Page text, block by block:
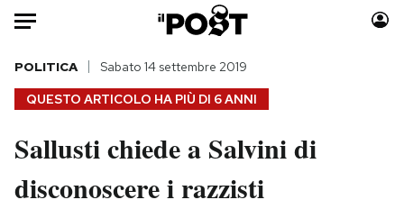
Auto
HOME
Italia
Politica
Moda
Consumismi
QUESTO ARTICOLO HA PIÙ DI 6 ANNI
POLITICA Sabato 14 settembre 2019
Sallusti chiede a Salvini di
disconoscere i razzisti